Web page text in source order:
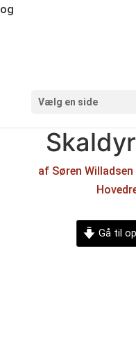
og
Vælg en side
af Søren Willadsen
Gå til